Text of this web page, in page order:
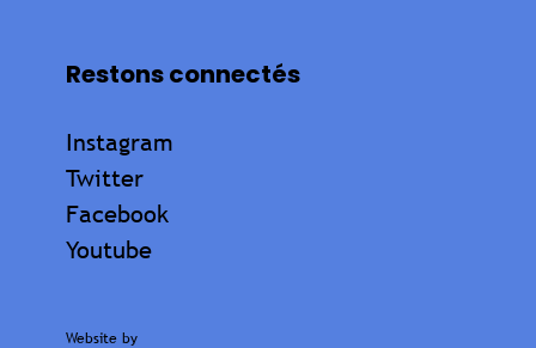
Restons connectés
Instagram
Twitter
Facebook
Youtube
Website by